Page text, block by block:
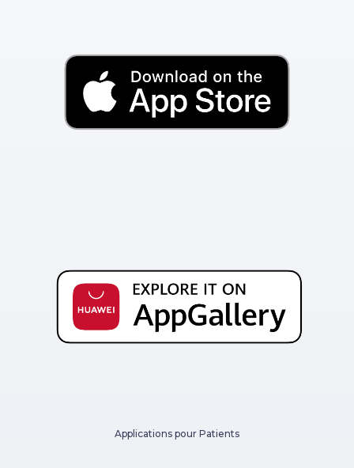
Applications pour Patients